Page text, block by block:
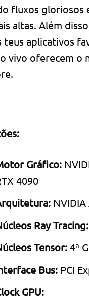
fluxos gloriosos
altas. Além
teus aplicativos
vivo oferecem o
Gráfico:
4090
NVIDIA
Ray Tracing:
Tensor:4ª
Bus:PCI
GPU: